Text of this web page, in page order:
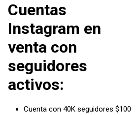
Cuentas
Instagram en
venta con
seguidores
activos:
Cuenta con 40K seguidores $100